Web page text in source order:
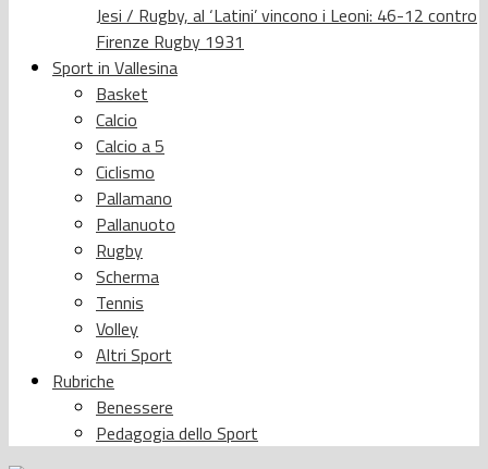
Jesi / Rugby, al ‘Latini’ vincono i Leoni: 46-12 contro
Firenze Rugby 1931
Sport in Vallesina
Basket
Calcio
Calcio a 5
Ciclismo
Pallamano
Pallanuoto
Rugby
Scherma
Tennis
Volley
Altri Sport
Rubriche
Benessere
Pedagogia dello Sport